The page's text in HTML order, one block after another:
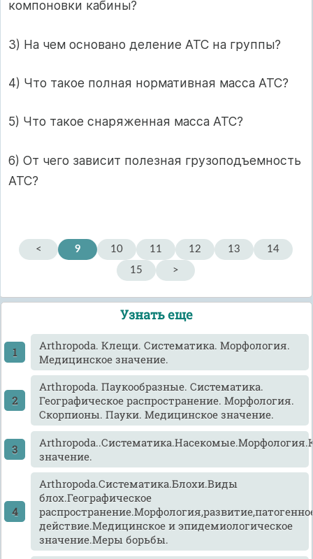
компоновки кабины?
3) На чем основано деление АТС на группы?
4) Что такое полная нормативная масса АТС?
5) Что такое снаряженная масса АТС?
6) От чего зависит полезная грузоподъемность
АТС?
< 9 10 11 12 13
14
15
>
Узнать еще
Arthropoda. Клещи. Систематика. Морфология.
Медицинское значение.
Arthropoda. Паукообразные. Систематика.
Географическое распространение. Морфология.
Скорпионы. Пауки. Медицинское значение.
значение.
Arthropoda.Систематика.Блохи.Виды
блох.Географическое
действие.Медицинское и эпидемиологическое
значение.Меры борьбы.